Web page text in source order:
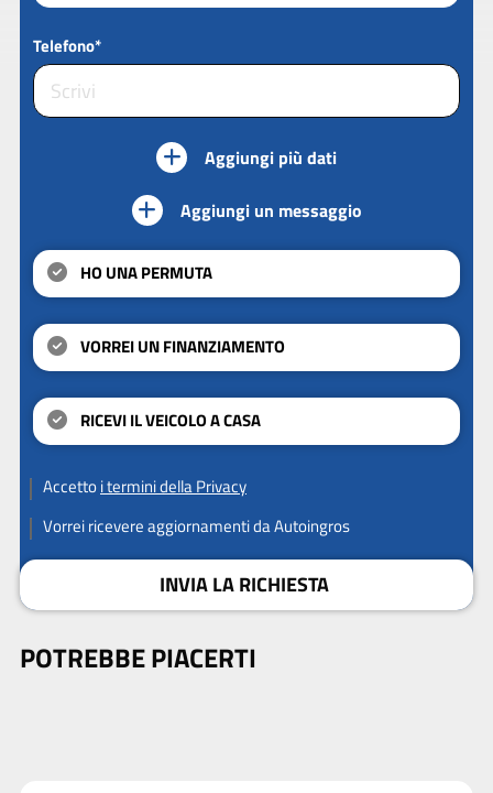
Telefono*
Aggiungi più dati
Aggiungi un messaggio
HO UNA PERMUTA
VORREI UN FINANZIAMENTO
RICEVI IL VEICOLO A CASA
Accettoi termini della Privacy
Vorrei ricevere aggiornamenti da Autoingros
INVIA LA RICHIESTA
POTREBBE PIACERTI